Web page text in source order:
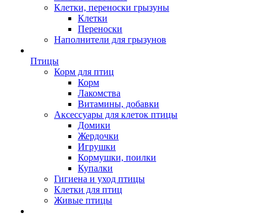
Клетки, переноски грызуны
Клетки
Переноски
Наполнители для грызунов
Птицы
Корм для птиц
Корм
Лакомства
Витамины, добавки
Аксессуары для клеток птицы
Домики
Жердочки
Игрушки
Кормушки, поилки
Купалки
Гигиена и уход птицы
Клетки для птиц
Живые птицы